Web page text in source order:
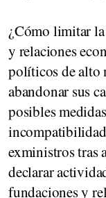
¿Cómo limitar
y relaciones
políticos de alto
abandonar sus
posibles
exministros tras
declarar
fundaciones y